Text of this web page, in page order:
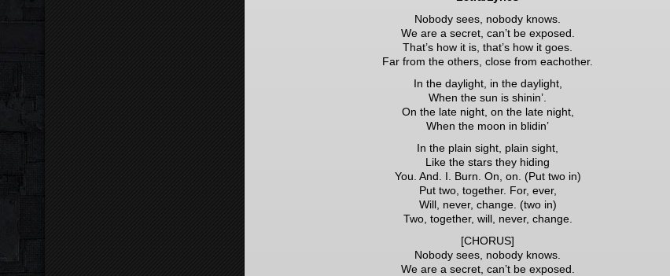
Nobody sees, nobody knows.
We are a secret, can’t be exposed.
That’s how it is, that’s how it goes.
Far from the others, close from eachother.
In the daylight, in the daylight,
When the sun is shinin’.
On the late night, on the late night,
When the moon in blidin’
In the plain sight, plain sight,
Like the stars they hiding
You. And. I. Burn. On, on. (Put two in)
Put two, together. For, ever,
Will, never, change. (two in)
Two, together, will, never, change.
[CHORUS]
Nobody sees, nobody knows.
We are a secret, can’t be exposed.